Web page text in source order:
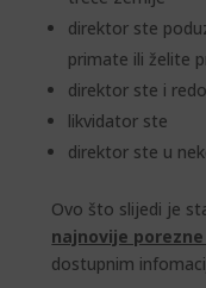
direktor ste
primate ili želite
direktor ste i
likvidator ste
direktor ste u
Ovo što slijedi je
najnovije
dostupnim